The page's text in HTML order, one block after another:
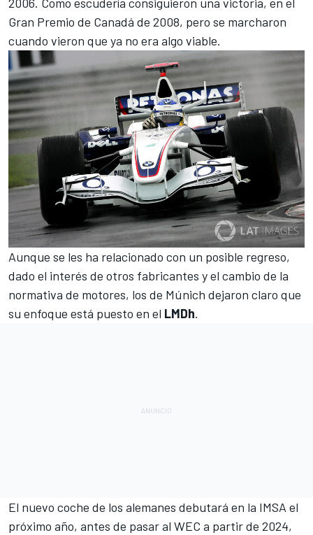
Gran Premio de Canadá de 2008, pero se marcharon
cuando vieron que ya no era algo viable.
Aunque se les ha relacionado con un posible regreso,
dado el interés de otros fabricantes y el cambio de la
normativa de motores, los de Múnich dejaron claro que
su enfoque está puesto en el LMDh.
El nuevo coche de los alemanes debutará en la IMSA el
próximo año, antes de pasar al WEC a partir de 2024,